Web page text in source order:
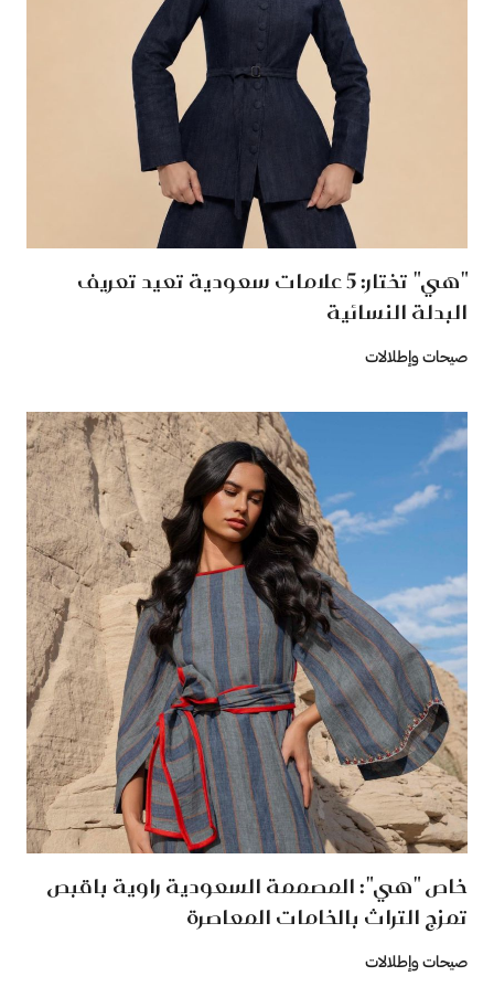
"هي" تختار: 5 علامات سعودية تعيد تعريف
البدلة النسائية
صيحات وإطلالات
خاص "هي": المصممة السعودية راوية باقبص
تمزج التراث بالخامات المعاصرة
صيحات وإطلالات